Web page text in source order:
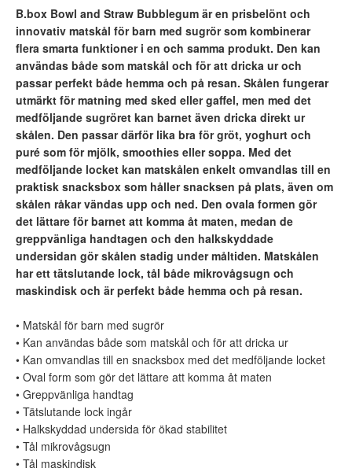
B.box Bowl and Straw Bubblegum är en prisbelönt och
innovativ matskål för barn med sugrör som kombinerar
flera smarta funktioner i en och samma produkt. Den kan
användas både som matskål och för att dricka ur och
passar perfekt både hemma och på resan. Skålen fungerar
utmärkt för matning med sked eller gaffel, men med det
medföljande sugröret kan barnet även dricka direkt ur
skålen. Den passar därför lika bra för gröt, yoghurt och
puré som för mjölk, smoothies eller soppa. Med det
medföljande locket kan matskålen enkelt omvandlas till en
praktisk snacksbox som håller snacksen på plats, även om
skålen råkar vändas upp och ned. Den ovala formen gör
det lättare för barnet att komma åt maten, medan de
greppvänliga handtagen och den halkskyddade
undersidan gör skålen stadig under måltiden. Matskålen
har ett tätslutande lock, tål både mikrovågsugn och
maskindisk och är perfekt både hemma och på resan.
• Matskål för barn med sugrör
• Kan användas både som matskål och för att dricka ur
• Kan omvandlas till en snacksbox med det medföljande locket
• Oval form som gör det lättare att komma åt maten
• Greppvänliga handtag
• Tätslutande lock ingår
• Halkskyddad undersida för ökad stabilitet
• Tål mikrovågsugn
• Tål maskindisk